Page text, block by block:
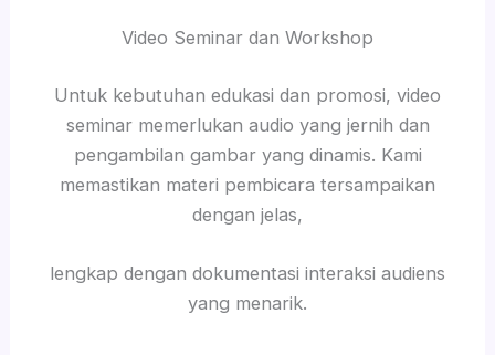
Video Seminar dan Workshop
Untuk kebutuhan edukasi dan promosi, video
seminar memerlukan audio yang jernih dan
pengambilan gambar yang dinamis. Kami
memastikan materi pembicara tersampaikan
dengan jelas,
lengkap dengan dokumentasi interaksi audiens
yang menarik.